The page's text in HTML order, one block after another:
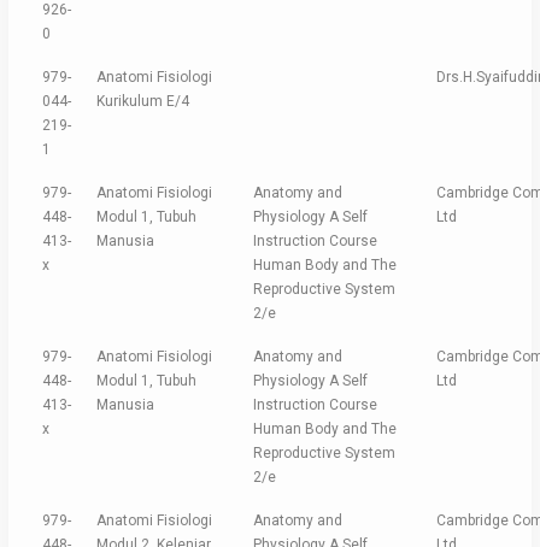
926-
0
979-
044-
219-
1
Anatomi Fisiologi
Kurikulum E/4
979-
448-
413-
x
Anatomi Fisiologi
Modul 1, Tubuh
Manusia
Anatomy and
Physiology A Self
Instruction Course
Human Body and The
Reproductive System
2/e
Cambridge
Ltd
979-
448-
413-
x
Anatomi Fisiologi
Modul 1, Tubuh
Manusia
Anatomy and
Physiology A Self
Instruction Course
Human Body and The
Reproductive System
2/e
Cambridge
Ltd
979-
Anatomi Fisiologi
Anatomy and
Cambridge